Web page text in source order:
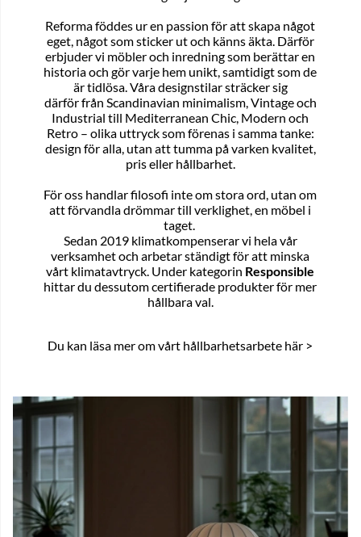
Reforma föddes ur en passion för att skapa något
eget, något som sticker ut och känns äkta. Därför
erbjuder vi möbler och inredning som berättar en
historia och gör varje hem unikt, samtidigt som de
är tidlösa. Våra designstilar sträcker sig
därför från Scandinavian minimalism, Vintage och
Industrial till Mediterranean Chic, Modern och
Retro – olika uttryck som förenas i samma tanke:
design för alla, utan att tumma på varken kvalitet,
pris eller hållbarhet.
För oss handlar filosofi inte om stora ord, utan om
att förvandla drömmar till verklighet, en möbel i
taget.
Sedan 2019 klimatkompenserar vi hela vår
verksamhet och arbetar ständigt för att minska
vårt klimatavtryck. Under kategorin Responsible
hittar du dessutom certifierade produkter för mer
hållbara val.
Du kan läsa mer om vårt hållbarhetsarbete här >